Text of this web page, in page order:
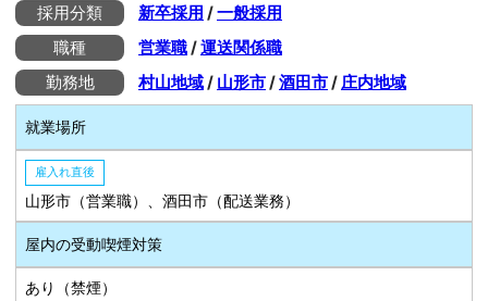
採用分類
新卒採用 /一般採用
職種
営業職/運送関係職
勤務地
村山地域/ 山形市/酒田市/庄内地域
就業場所
雇入れ直後
山形市（営業職）、酒田市（配送業務）
屋内の受動喫煙対策
あり（禁煙）